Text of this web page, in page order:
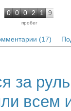
0 0 0 2 1 9
пробег
(17)
за
всем